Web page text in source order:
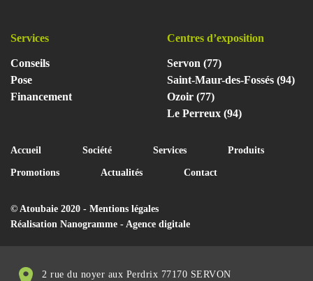
Services
Conseils
Pose
Financement
Centres d’exposition
Servon (77)
Saint-Maur-des-Fossés (94)
Ozoir (77)
Le Perreux (94)
Accueil Société Services Produits
Promotions Actualités Contact
© Atoubaie 2020 - Mentions légales
Réalisation Nanogramme - Agence digitale
2 rue du noyer aux Perdrix 77170 SERVON